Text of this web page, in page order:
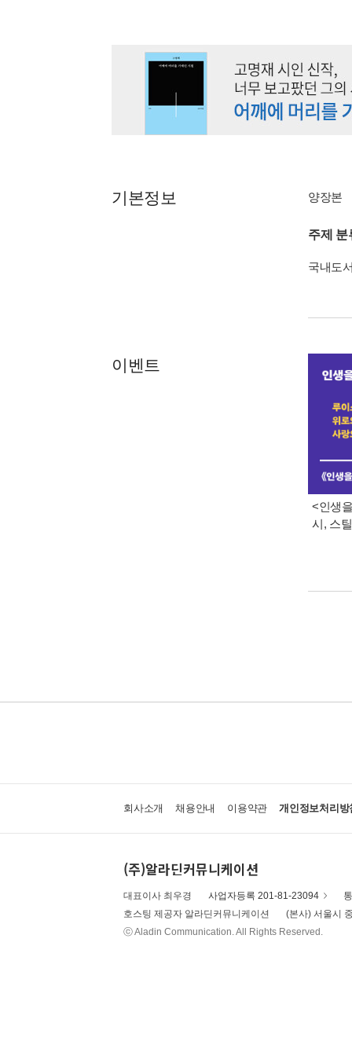
기본정보 양장본
주제 분
국내도
이벤트
<인생
시, 스
회사소개 채용안내 이용약관 개인정보처리방
(주)알라딘커뮤니케이션
대표이사 최우경 사업자등록 201-81-23094
호스팅 제공자 알라딘커뮤니케이션
(본사) 서울시
ⓒ Aladin Communication. All Rights Reserved.